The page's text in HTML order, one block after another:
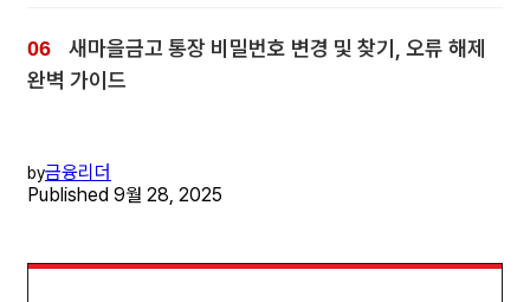
새마을금고 통장 비밀번호 변경 및 찾기, 오류 해제
완벽 가이드
by금융리더
Published 9월 28, 2025